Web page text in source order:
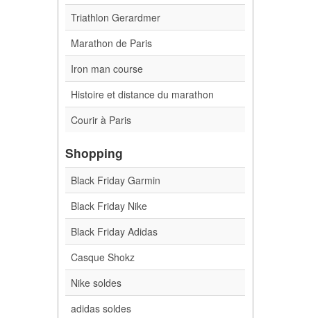
Triathlon Gerardmer
Marathon de Paris
Iron man course
Histoire et distance du marathon
Courir à Paris
Shopping
Black Friday Garmin
Black Friday Nike
Black Friday Adidas
Casque Shokz
Nike soldes
adidas soldes